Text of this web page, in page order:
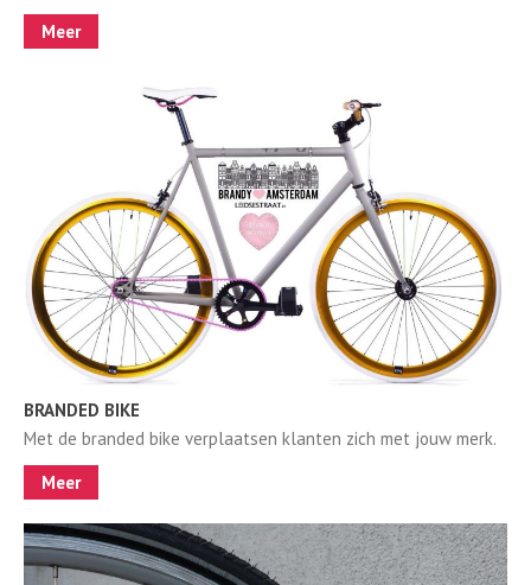
Meer
BRANDED BIKE
Met de branded bike verplaatsen klanten zich met jouw merk.
Meer